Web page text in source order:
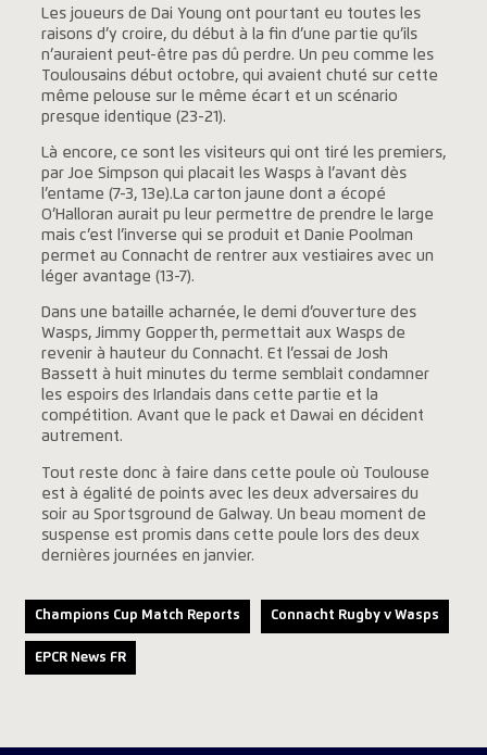
Les joueurs de Dai Young ont pourtant eu toutes les
raisons d’y croire, du début à la fin d’une partie qu’ils
n’auraient peut-être pas dû perdre. Un peu comme les
Toulousains début octobre, qui avaient chuté sur cette
même pelouse sur le même écart et un scénario
presque identique (23-21).
Là encore, ce sont les visiteurs qui ont tiré les premiers,
par Joe Simpson qui placait les Wasps à l’avant dès
l’entame (7-3, 13e).La carton jaune dont a écopé
O’Halloran aurait pu leur permettre de prendre le large
mais c’est l’inverse qui se produit et Danie Poolman
permet au Connacht de rentrer aux vestiaires avec un
léger avantage (13-7).
Dans une bataille acharnée, le demi d’ouverture des
Wasps, Jimmy Gopperth, permettait aux Wasps de
revenir à hauteur du Connacht. Et l’essai de Josh
Bassett à huit minutes du terme semblait condamner
les espoirs des Irlandais dans cette partie et la
compétition. Avant que le pack et Dawai en décident
autrement.
Tout reste donc à faire dans cette poule où Toulouse
est à égalité de points avec les deux adversaires du
soir au Sportsground de Galway. Un beau moment de
suspense est promis dans cette poule lors des deux
dernières journées en janvier.
Champions Cup Match Reports Connacht Rugby v Wasps
EPCR News FR